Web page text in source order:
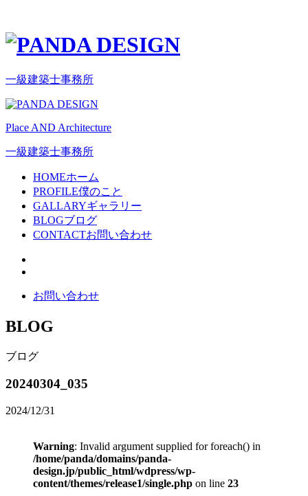
一級建築士事務所
Place AND Architecture
一級建築士事務所
HOMEホーム
PROFILE僕のこと
GALLARYギャラリー
BLOGブログ
CONTACTお問い合わせ
お問い合わせ
BLOG
ブログ
20240304_035
2024/12/31
Warning: Invalid argument supplied for foreach() in
/home/panda/domains/panda-
design.jp/public_html/wdpress/wp-
content/themes/release1/single.php on line 23